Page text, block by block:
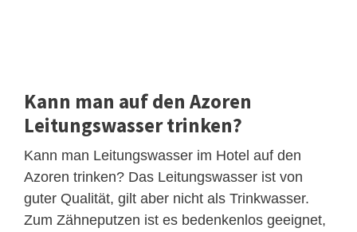
Kann man auf den Azoren
Leitungswasser trinken?
Kann man Leitungswasser im Hotel auf den
Azoren trinken? Das Leitungswasser ist von
guter Qualität, gilt aber nicht als Trinkwasser.
Zum Zähneputzen ist es bedenkenlos geeignet,